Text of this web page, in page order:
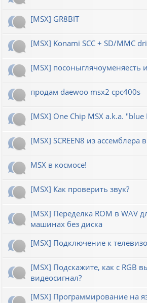
[MSX] GR8BIT
[MSX] Konami SCC + SD/MMC
[MSX] посоныглячоуменяесть
продам daewoo msx2 cpc400s
[MSX] One Chip MSX a.k.a. "blue
[MSX] SCREEN8 из ассемблера
MSX в космосе!
[MSX] Как проверить звук?
[MSX] Переделка ROM в WAV
машинах без диска
[MSX] Подключение к
[MSX] Подскажите, как с RGB
видеосигнал?
[MSX] Программирование на